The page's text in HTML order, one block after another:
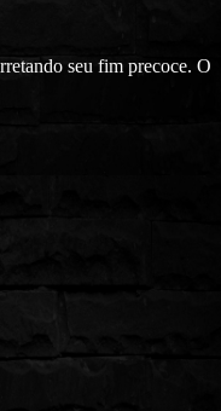
seu fim precoce. O